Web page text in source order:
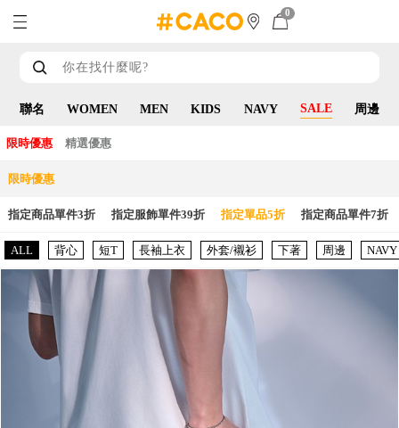
0
聯名 WOMEN MEN KIDS NAVY SALE 周邊
限時優惠 精選優惠
限時優惠
指定商品單件3折 指定服飾單件39折 指定單品5折 指定商品單件7折
ALL 背心 短T 長袖上衣 外套/襯衫 下著 周邊 NAVY